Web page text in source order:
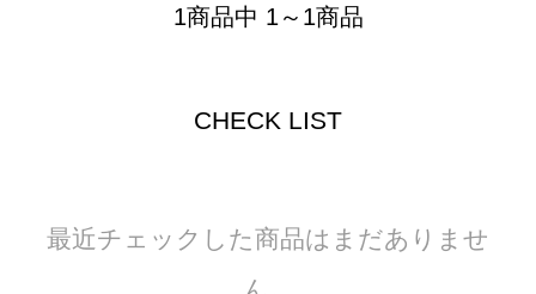
1商品中 1～1商品
CHECK LIST
最近チェックした商品はまだありませ